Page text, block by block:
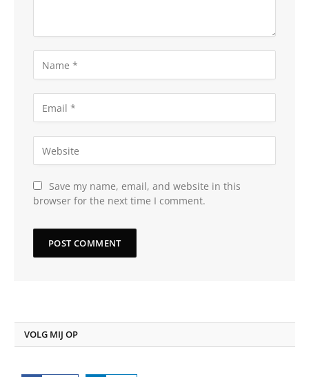
Save my name, email, and website in this
browser for the next time I comment.
VOLG MIJ OP